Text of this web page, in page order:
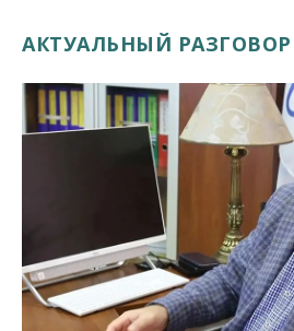
АКТУАЛЬНЫЙ РАЗГОВОР